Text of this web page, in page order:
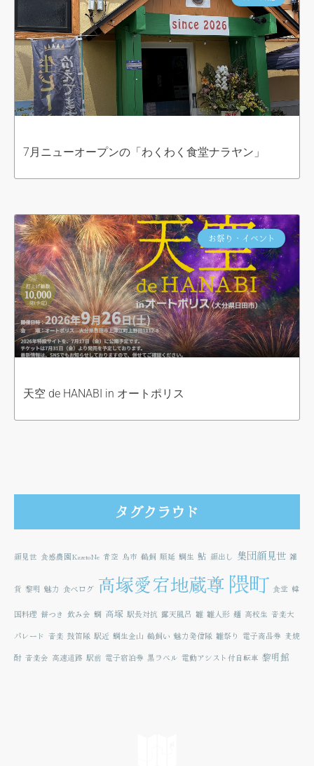
7月ニューオープンの「わくわく食堂ナラヤン」
お祭り・イベント
天空 de HANABI in オートポリス
タグクラウド
顔見世 食感農園KazetoNe 青空 鳥市 鵜飼 順延 鯛生 鮎 顔出し 集団顔見世 雑
貨 黎明 魅力 食べログ 高塚愛宕地蔵尊 隈町 食堂 韓
国料理 餅つき 飲み会 鯛 高塚 駅長対抗 露天風呂 雛 雛人形 麺 高校生 音楽大
パレード 音楽 鼓笛隊 駅近 鯛生金山 鵜飼い 魅力発信隊 雛祭り 電子商品券 麦焼
酎 音楽会 高速道路 駅前 電子宿泊券 黒ラベル 電動アシスト付自転車 黎明館